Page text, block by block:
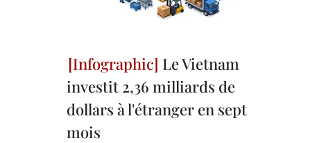
Le Vietnam
investit 2,36 milliards de
dollars à l'étranger en sept
mois